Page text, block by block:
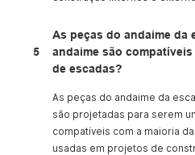
5
As peças do andaime da
andaime são
de escadas?
As peças do andaime da
são projetadas para serem
compatíveis com a maioria
usadas em projetos de